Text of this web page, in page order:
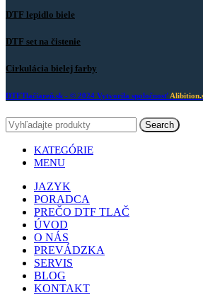
DTF lepidlo biele
DTF set na čistenie
Cirkulácia bielej farby
DTFTlačiareň.sk - © 2024 Vytvorila spoločnosť
Search
KATEGÓRIE
MENU
JAZYK
PORADCA
PREČO DTF TLAČ
ÚVOD
O NÁS
PREVÁDZKA
SERVIS
BLOG
KONTAKT